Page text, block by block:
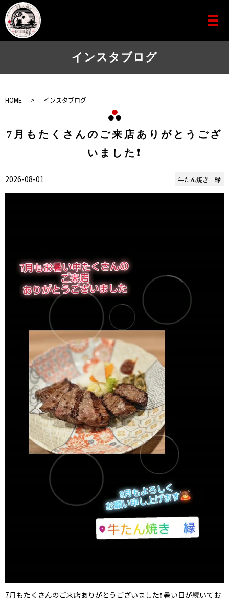
インスタブログ
HOME インスタブログ
7月もたくさんのご来店ありがとうござ
いました❗
2026-08-01 牛たん焼き 縁
7月もたくさんのご来店ありがとうございました❗ 暑い日が続いてお